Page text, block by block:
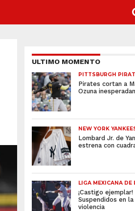
ULTIMO MOMENTO
PITTSBURGH
Pirates cortan a
Ozuna
NEW YORK
Lombard Jr. de
estrena con
LIGA MEXICANA DE
¡Castigo ejemplar!
Suspendidos en
violencia